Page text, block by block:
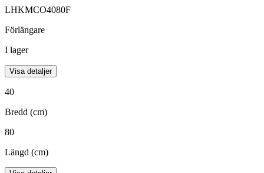
LHKMCO4080F
Förlängare
I lager
Visa detaljer
40
Bredd (cm)
80
Längd (cm)